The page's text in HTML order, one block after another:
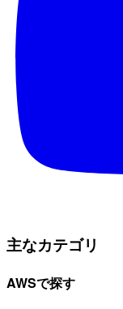
主なカテゴリ
AWSで探す